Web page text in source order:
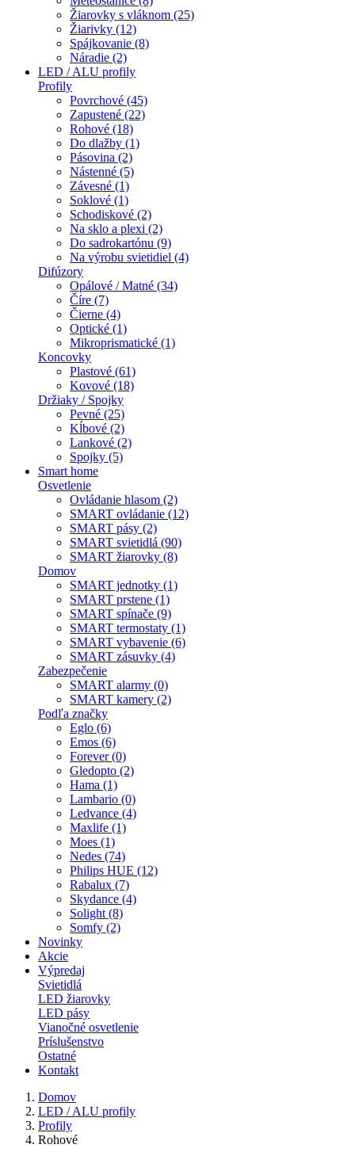
Žiarovky s vláknom (25)
Žiarivky (12)
Spájkovanie (8)
Náradie (2)
LED / ALU profily
Profily
Povrchové (45)
Zapustené (22)
Rohové (18)
Do dlažby (1)
Pásovina (2)
Nástenné (5)
Závesné (1)
Soklové (1)
Schodiskové (2)
Na sklo a plexi (2)
Do sadrokartónu (9)
Na výrobu svietidiel (4)
Difúzory
Opálové / Matné (34)
Číre (7)
Čierne (4)
Optické (1)
Mikroprismatické (1)
Koncovky
Plastové (61)
Kovové (18)
Držiaky / Spojky
Pevné (25)
Kĺbové (2)
Lankové (2)
Spojky (5)
Smart home
Osvetlenie
Ovládanie hlasom (2)
SMART ovládanie (12)
SMART pásy (2)
SMART svietidlá (90)
SMART žiarovky (8)
Domov
SMART jednotky (1)
SMART prstene (1)
SMART spínače (9)
SMART termostaty (1)
SMART vybavenie (6)
SMART zásuvky (4)
Zabezpečenie
SMART alarmy (0)
SMART kamery (2)
Podľa značky
Eglo (6)
Emos (6)
Forever (0)
Gledopto (2)
Hama (1)
Lambario (0)
Ledvance (4)
Maxlife (1)
Moes (1)
Nedes (74)
Philips HUE (12)
Rabalux (7)
Skydance (4)
Solight (8)
Somfy (2)
Novinky
Akcie
Výpredaj
Svietidlá
LED žiarovky
LED pásy
Vianočné osvetlenie
Príslušenstvo
Ostatné
Kontakt
Domov
LED / ALU profily
Profily
Rohové